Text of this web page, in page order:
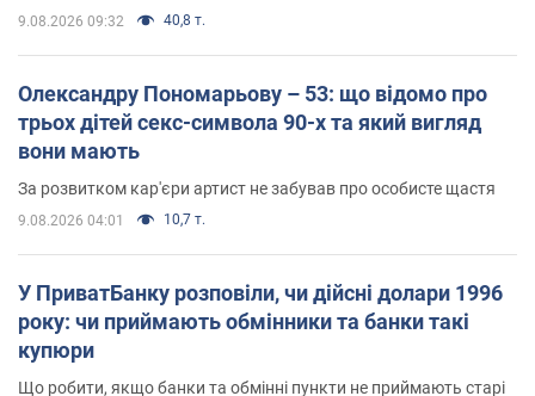
9.08.2026 09:32 40,8 т.
Олександру Пономарьову – 53: що відомо про
трьох дітей секс-символа 90-х та який вигляд
вони мають
За розвитком кар'єри артист не забував про особисте щастя
9.08.2026 04:01 10,7 т.
У ПриватБанку розповіли, чи дійсні долари 1996
року: чи приймають обмінники та банки такі
купюри
Що робити, якщо банки та обмінні пункти не приймають старі